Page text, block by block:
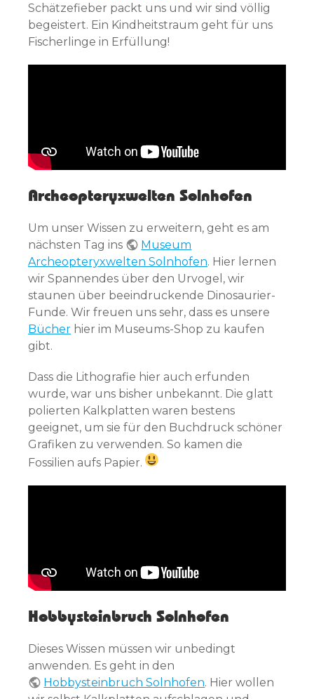
Schätzefieber packt uns und wir sind völlig
begeistert. Ein Kindheitstraum geht für uns
Fischerlinge in Erfüllung!
Archeopteryxwelten Solnhofen
Um unser Wissen zu erweitern, geht es am
nächsten Tag ins
Museum
Archeopteryxwelten Solnhofen. Hier lernen
wir Spannendes über den Urvogel, wir
staunen über beeindruckende Dinosaurier-
Funde. Wir freuen uns sehr, dass es unsere
Bücher hier im Museums-Shop zu kaufen
gibt.
Dass die Lithografie hier auch erfunden
wurde, war uns bisher unbekannt. Die glatt
polierten Kalkplatten waren bestens
geeignet, um sie für den Buchdruck schöner
Grafiken zu verwenden. So kamen die
Fossilien aufs Papier.
Hobbysteinbruch Solnhofen
Dieses Wissen müssen wir unbedingt
anwenden. Es geht in den
Hobbysteinbruch Solnhofen. Hier wollen